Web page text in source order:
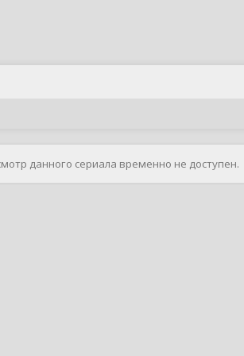
данного сериала временно не доступен.